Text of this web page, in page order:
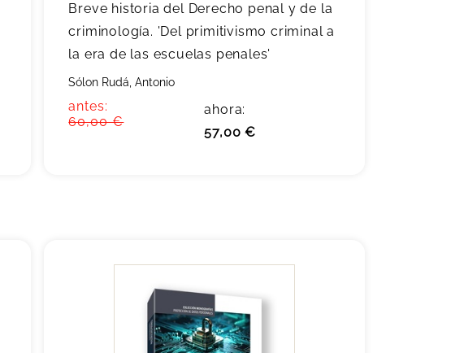
Breve historia del Derecho penal y de la
criminología. 'Del primitivismo criminal a
la era de las escuelas penales'
Sólon Rudá, Antonio
antes:
60,00 €
ahora:
57,00 €